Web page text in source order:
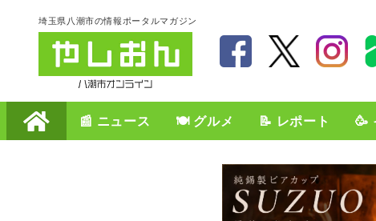
埼玉県八潮市の情報ポータルマガジン
📰 ニュース 🍽️ グルメ 📝 レポート 🥳